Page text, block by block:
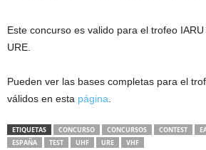
Este concurso es valido para el trofeo
URE.
Pueden ver las bases completas para el
válidos en esta página
ETIQUETAS CONCURSO CONCURSOS CONTEST
ESPAÑA
TEST UHF URE VHF